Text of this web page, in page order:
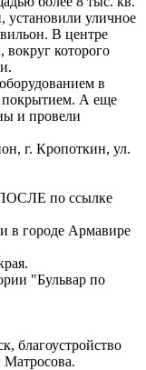
уличное
В центре
которого
в
покрытием. А еще
и провели
г. Кропоткин, ул.
по ссылке
в городе Армавире
"Бульвар по
благоустройство